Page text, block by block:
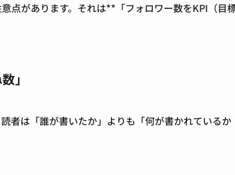
点があります。それは**「フォロワー数をKPI（目
」
者は「誰が書いたか」よりも「何が書かれているか